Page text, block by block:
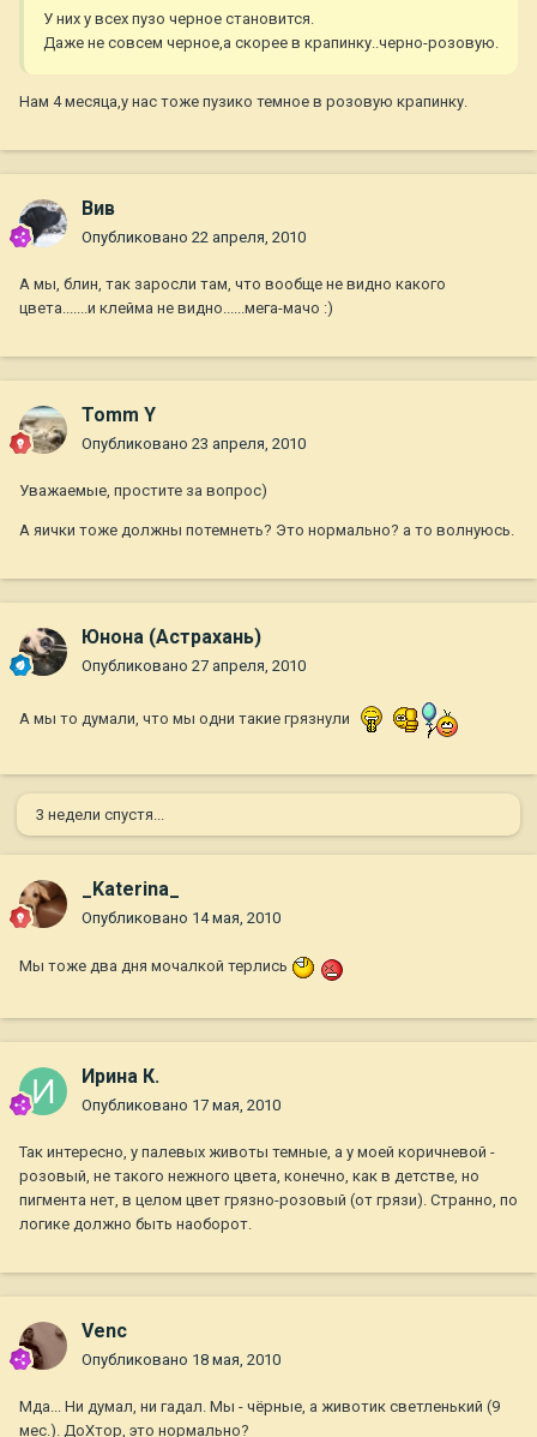
У них у всех пузо черное становится.
Даже не совсем черное,а скорее в крапинку..черно-розовую.
Нам 4 месяца,у нас тоже пузико темное в розовую крапинку.
Вив
Опубликовано 22 апреля, 2010
А мы, блин, так заросли там, что вообще не видно какого
цвета.......и клейма не видно......мега-мачо :)
Tomm Y
Опубликовано 23 апреля, 2010
Уважаемые, простите за вопрос)
А яички тоже должны потемнеть? Это нормально? а то волнуюсь.
Юнона (Астрахань)
Опубликовано 27 апреля, 2010
А мы то думали, что мы одни такие грязнули
3 недели спустя...
_Katerina_
Опубликовано 14 мая, 2010
Мы тоже два дня мочалкой терлись
Ирина К.
Опубликовано 17 мая, 2010
Так интересно, у палевых животы темные, а у моей коричневой -
розовый, не такого нежного цвета, конечно, как в детстве, но
пигмента нет, в целом цвет грязно-розовый (от грязи). Странно, по
логике должно быть наоборот.
Venc
Опубликовано 18 мая, 2010
Мда... Ни думал, ни гадал. Мы - чёрные, а животик светленький (9
мес.). ДоХтор, это нормально?